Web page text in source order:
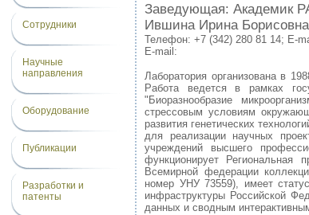
Сотрудники
Научные
направления
Оборудование
Публикации
Разработки и
патенты
Заведующая: Академик
Ившина Ирина Борисовна
Телефон: +7 (342) 280 81 14; E-
E-mail:
Лаборатория организована в
Работа ведется в рамках
"Биоразнообразие
стрессовым условиям
развития генетических
для реализации научных
учреждений высшего
функционирует Региональная
Всемирной федерации
номер УНУ 73559), имеет
инфраструктуры Российской
данных и сводным